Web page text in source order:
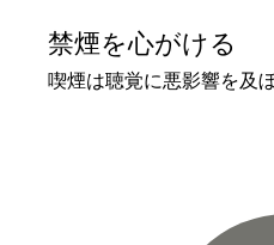
禁煙を心がける
喫煙は聴覚に悪影響を及